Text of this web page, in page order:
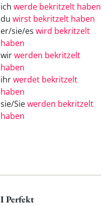
ich werde bekritzelt haben
du wirst bekritzelt haben
er/sie/es wird bekritzelt
haben
wirwerden bekritzelt
haben
ihrwerdet bekritzelt
haben
sie/Siewerden bekritzelt
haben
I Perfekt